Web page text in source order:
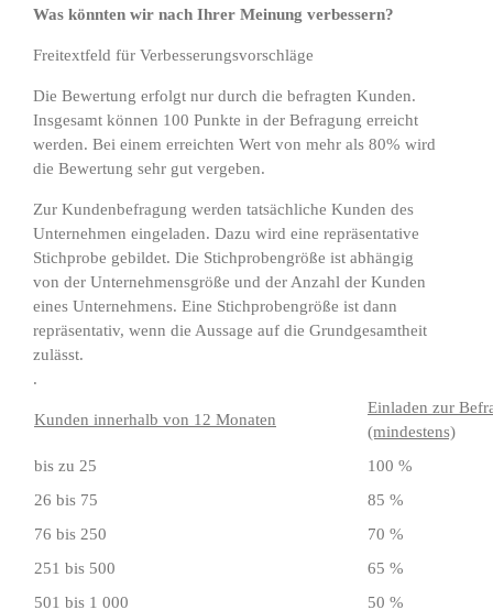
Was könnten wir nach Ihrer Meinung verbessern?
Freitextfeld für Verbesserungsvorschläge
Die Bewertung erfolgt nur durch die befragten Kunden.
Insgesamt können 100 Punkte in der Befragung erreicht
werden. Bei einem erreichten Wert von mehr als 80% wird
die Bewertung sehr gut vergeben.
Zur Kundenbefragung werden tatsächliche Kunden des
Unternehmen eingeladen. Dazu wird eine repräsentative
Stichprobe gebildet. Die Stichprobengröße ist abhängig
von der Unternehmensgröße und der Anzahl der Kunden
eines Unternehmens. Eine Stichprobengröße ist dann
repräsentativ, wenn die Aussage auf die Grundgesamtheit
zulässt.
.
Kunden innerhalb von 12 Monaten
Einladen zur
(mindestens)
bis zu 25
100 %
26 bis 75
85 %
76 bis 250
70 %
251 bis 500
65 %
501 bis 1 000
50 %